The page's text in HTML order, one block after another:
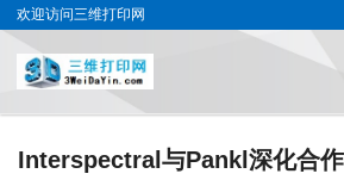
欢迎访问三维打印网
Interspectral与Pankl深化合